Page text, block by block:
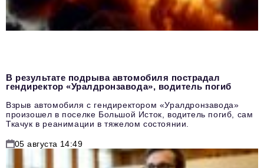
В результате подрыва автомобиля пострадал
гендиректор «Уралдронзавода», водитель погиб
Взрыв автомобиля с гендиректором «Уралдронзавода»
произошел в поселке Большой Исток, водитель погиб, сам
Ткачук в реанимации в тяжелом состоянии.
05 августа 14:49